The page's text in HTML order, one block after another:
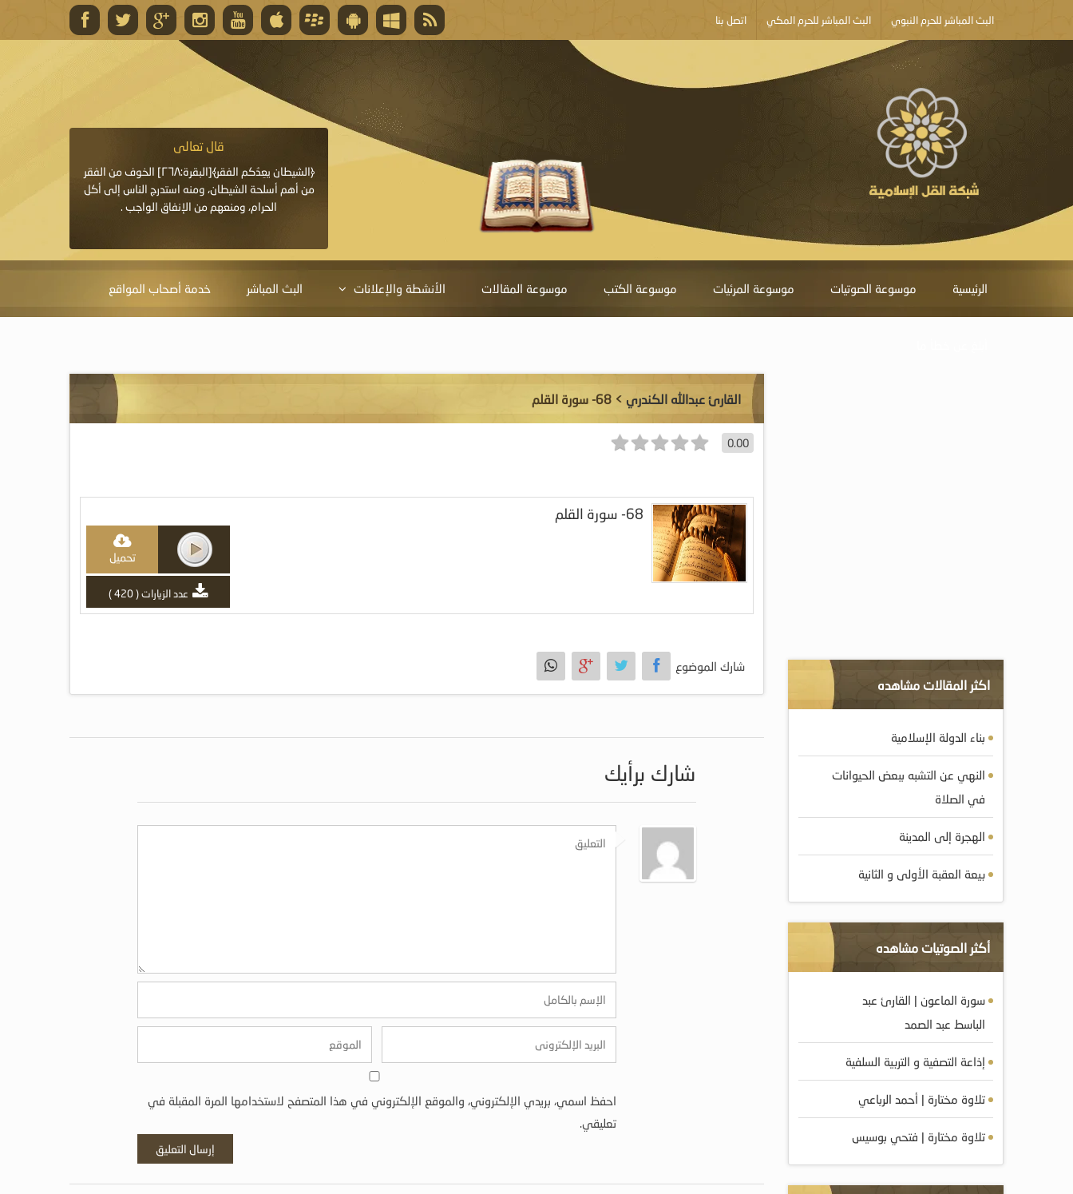
البث المباشر للحرم النبوي البث المباشر للحرم المكي اتصل بنا
قال تعالى
المغفرة لأنها أغلى جائزة، وهي مفتاح باب العطايا التي
قال تعالى
﴿الشيطان يعِدُكم الفقر﴾[البقرة:٢٦٨] الخوف من الفقر
من أهم أسلحة الشيطان، ومنه استدرج الناس إلى أكل
الحرام، ومنعهم من الإنفاق الواجب .
الرئيسية موسوعة الصوتيات موسوعة المرئيات موسوعة الكتب موسوعة المقالات الأنشطة والإعلانات البث المباشر خدمة أصحاب المواقع
القارئ عبدالله الكندري > 68- سورة القلم
0.00
68- سورة القلم
تحميل
عدد الزيارات ( 420 )
شارك الموضوع
شارك برأيك
احفظ اسمي، بريدي الإلكتروني، والموقع الإلكتروني في هذا المتصفح لاستخدامها المرة المقبلة في
تعليقي.
اكثر المقالات مشاهده
بناء الدولة الإسلامية
النهي عن التشبه ببعض الحيوانات
في الصلاة
الهجرة إلى المدينة
بيعة العقبة الأولى و الثانية
أكثر الصوتيات مشاهده
سورة الماعون | القارئ عبد
الباسط عبد الصمد
إذاعة التصفية و التربية السلفية
تلاوة مختارة | أحمد الرباعي
تلاوة مختارة | فتحي بوسيس